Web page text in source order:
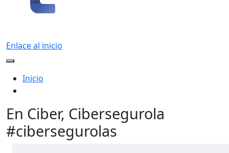
Enlace al inicio
Inicio
En Ciber, Cibersegurola
#cibersegurolas